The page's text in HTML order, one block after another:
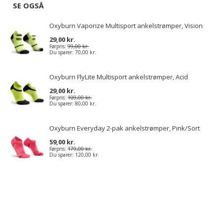
SE OGSÅ
Oxyburn Vaporize Multisport ankelstrømper, Vision
29,00 kr.
Førpris: 99,00 kr.
Du sparer: 70,00 kr.
Oxyburn FlyLite Multisport ankelstrømper, Acid
29,00 kr.
Førpris: 109,00 kr.
Du sparer: 80,00 kr.
Oxyburn Everyday 2-pak ankelstrømper, Pink/Sort
59,00 kr.
Førpris: 179,00 kr.
Du sparer: 120,00 kr.